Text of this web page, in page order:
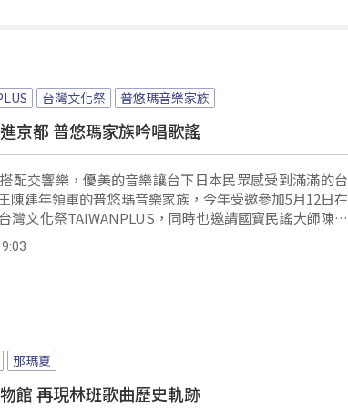
台灣文化祭 普悠瑪音樂家族
京都 普悠瑪家族吟唱歌謠
配交響樂，優美的音樂讓台下日本民眾感受到滿滿的台
陳建年領軍的普悠瑪音樂家族，今年受邀參加5月12日在
灣文化祭TAIWANPLUS，同時也邀請國寶民謠大師陳明
謝宇威、唱作歌手PiA吳蓓雅，希望呈現台灣不同語言音
人帶來精彩共演。
那瑪夏
館 再現林班歌曲歷史軌跡